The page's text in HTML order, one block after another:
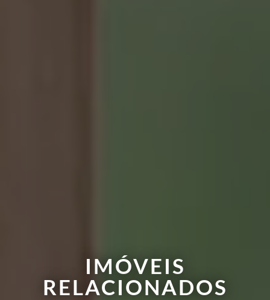
IMÓVEIS
RELACIONADOS